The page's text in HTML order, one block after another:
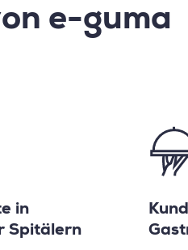
e-guma
in
Spitälern